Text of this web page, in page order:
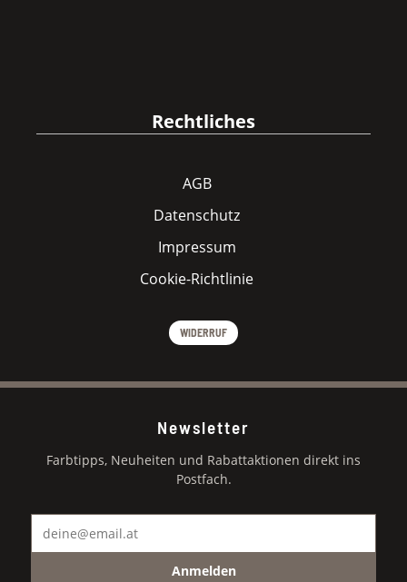
Rechtliches
AGB
Datenschutz
Impressum
Cookie-Richtlinie
WIDERRUF
Newsletter
Farbtipps, Neuheiten und Rabattaktionen direkt ins
Postfach.
Anmelden